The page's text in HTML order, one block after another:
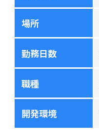
場所
勤務日数
職種
開発環境